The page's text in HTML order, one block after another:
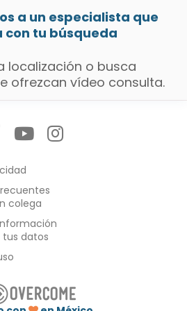
a un especialista que
con tu búsqueda
localización o busca
ofrezcan vídeo consulta.
colega
datos